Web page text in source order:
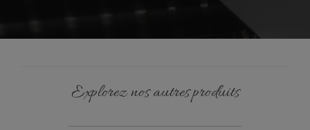
Explorez nos autres produits